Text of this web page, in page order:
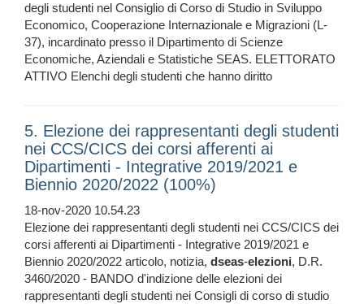
degli studenti nel Consiglio di Corso di Studio in Sviluppo
Economico, Cooperazione Internazionale e Migrazioni (L-
37), incardinato presso il Dipartimento di Scienze
Economiche, Aziendali e Statistiche SEAS. ELETTORATO
ATTIVO Elenchi degli studenti che hanno diritto
5. Elezione dei rappresentanti degli studenti
nei CCS/CICS dei corsi afferenti ai
Dipartimenti - Integrative 2019/2021 e
Biennio 2020/2022 (100%)
18-nov-2020 10.54.23
Elezione dei rappresentanti degli studenti nei CCS/CICS dei
corsi afferenti ai Dipartimenti - Integrative 2019/2021 e
Biennio 2020/2022 articolo, notizia, dseas-elezioni, D.R.
3460/2020 - BANDO d'indizione delle elezioni dei
rappresentanti degli studenti nei Consigli di corso di studio